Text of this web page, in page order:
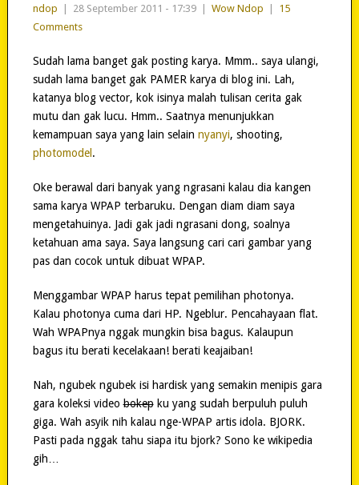
ndop 28 September 2011 - 17:39 Wow Ndop
15
Comments
Sudah lama banget gak posting karya. Mmm.. saya ulangi,
sudah lama banget gak PAMER karya di blog ini. Lah,
katanya blog vector, kok isinya malah tulisan cerita gak
mutu dan gak lucu. Hmm.. Saatnya menunjukkan
kemampuan saya yang lain selain nyanyi, shooting,
photomodel .
Oke berawal dari banyak yang ngrasani kalau dia kangen
sama karya WPAP terbaruku. Dengan diam diam saya
mengetahuinya. Jadi gak jadi ngrasani dong, soalnya
ketahuan ama saya. Saya langsung cari cari gambar yang
pas dan cocok untuk dibuat WPAP.
Menggambar WPAP harus tepat pemilihan photonya.
Kalau photonya cuma dari HP. Ngeblur. Pencahayaan flat.
Wah WPAPnya nggak mungkin bisa bagus. Kalaupun
bagus itu berati kecelakaan! berati keajaiban!
Nah, ngubek ngubek isi hardisk yang semakin menipis gara
gara koleksi videobokepku yang sudah berpuluh puluh
giga. Wah asyik nih kalau nge-WPAP artis idola. BJORK.
Pasti pada nggak tahu siapa itu bjork? Sono ke wikipedia
gih…